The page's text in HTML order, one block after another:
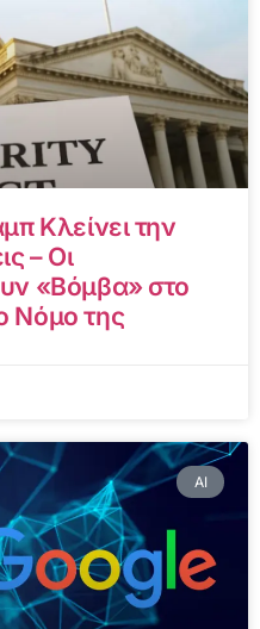
Κλείνει την
– Οι
«Βόμβα» στο
Νόμο της
AI